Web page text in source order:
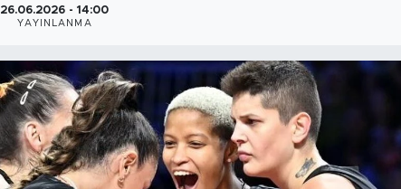
26.06.2026 - 14:00
YAYINLANMA